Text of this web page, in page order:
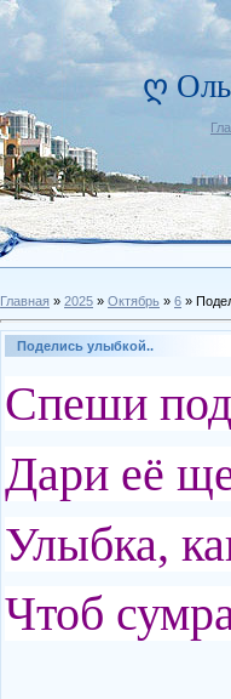
ღ
Главная » 2025 » Октябрь » 6 »
Поделись улыбкой..
Спеши
Дари её
Улыбка,
Чтоб